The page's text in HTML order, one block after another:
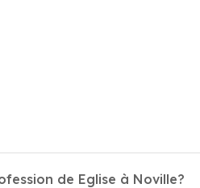
de Eglise à Noville?